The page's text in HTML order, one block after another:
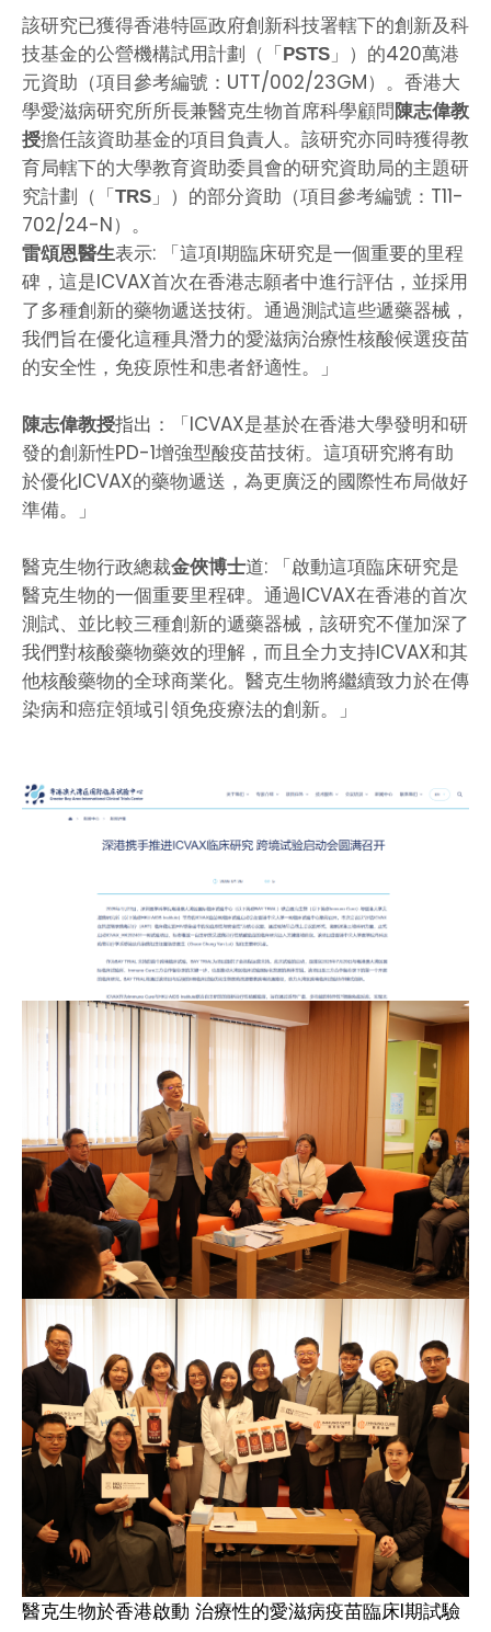
該研究已獲得香港特區政府創新科技署轄下的創新及科
技基金的公營機構試用計劃（「 PSTS 」）的420萬港
元資助（項目參考編號：UTT/002/23GM）。香港大
學愛滋病研究所所長兼醫克生物首席科學顧問陳志偉教
授擔任該資助基金的項目負責人。該研究亦同時獲得教
育局轄下的大學教育資助委員會的研究資助局的主題研
究計劃（「TRS 」）的部分資助（項目參考編號：T11-
702/24-N）。
雷頌恩醫生表示: 「這項I期臨床研究是一個重要的里程
碑，這是ICVAX首次在香港志願者中進行評估，並採用
了多種創新的藥物遞送技術。通過測試這些遞藥器械，
我們旨在優化這種具潛力的愛滋病治療性核酸候選疫苗
的安全性，免疫原性和患者舒適性。」
陳志偉教授指出：「ICVAX是基於在香港大學發明和研
發的創新性PD-1增強型酸疫苗技術。這項研究將有助
於優化ICVAX的藥物遞送，為更廣泛的國際性布局做好
準備。」
醫克生物行政總裁金俠博士道: 「啟動這項臨床研究是
醫克生物的一個重要里程碑。通過ICVAX在香港的首次
測試、並比較三種創新的遞藥器械，該研究不僅加深了
我們對核酸藥物藥效的理解，而且全力支持ICVAX和其
他核酸藥物的全球商業化。醫克生物將繼續致力於在傳
染病和癌症領域引領免疫療法的創新。」
醫克生物於香港啟動 治療性的愛滋病疫苗臨床I期試驗